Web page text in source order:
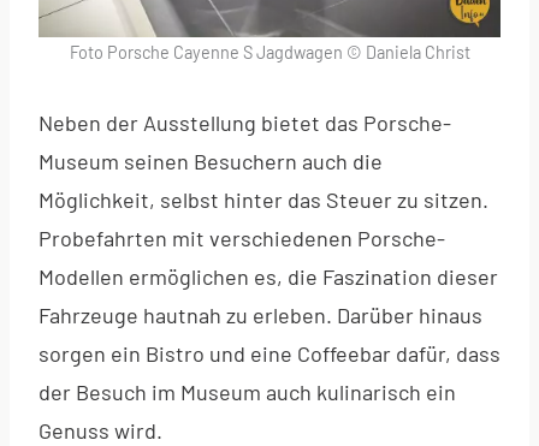
Foto Porsche Cayenne S Jagdwagen © Daniela Christ
Neben der Ausstellung bietet das Porsche-
Museum seinen Besuchern auch die
Möglichkeit, selbst hinter das Steuer zu sitzen.
Probefahrten mit verschiedenen Porsche-
Modellen ermöglichen es, die Faszination dieser
Fahrzeuge hautnah zu erleben. Darüber hinaus
sorgen ein Bistro und eine Coffeebar dafür, dass
der Besuch im Museum auch kulinarisch ein
Genuss wird.